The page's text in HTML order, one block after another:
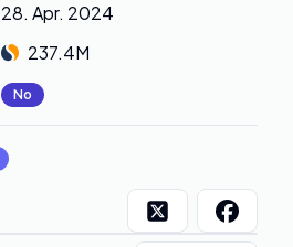
28. Apr. 2024
237.4M
: No